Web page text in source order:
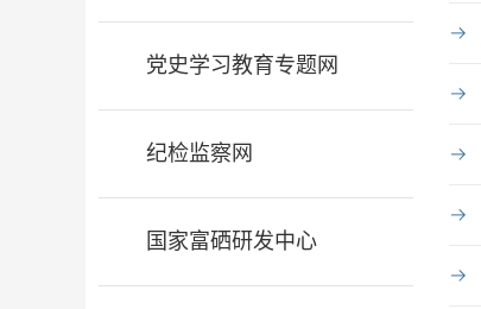
党史学习教育专题网
纪检监察网
国家富硒研发中心